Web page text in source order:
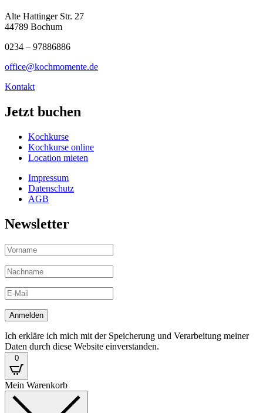
Alte Hattinger Str. 27
44789 Bochum
0234 – 97886886
office@kochmomente.de
Kontakt
Jetzt buchen
Kochkurse
Kochkurse online
Location mieten
Impressum
Datenschutz
AGB
Newsletter
Ich erkläre ich mich mit der Speicherung und Verarbeitung meiner
Daten durch diese Website einverstanden.
0
Mein Warenkorb